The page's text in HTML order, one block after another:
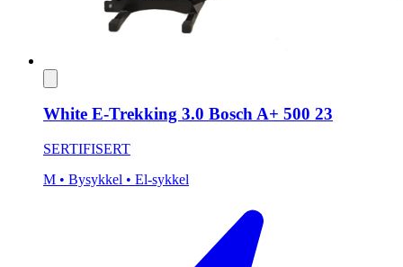
White E-Trekking 3.0 Bosch A+ 500 23
SERTIFISERT
M • Bysykkel • El-sykkel